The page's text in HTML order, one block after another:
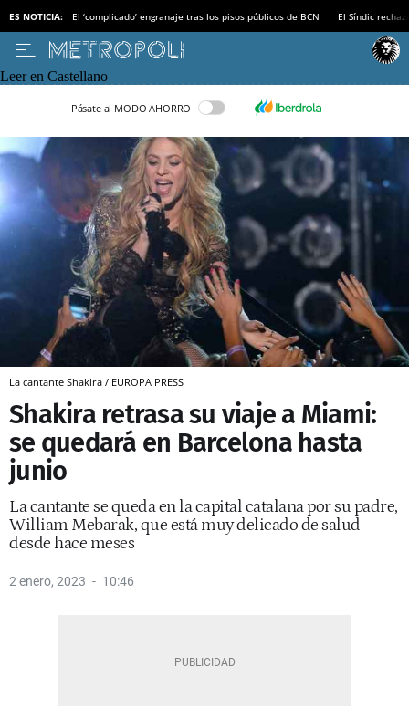
ES NOTICIA: El ‘complicado’ engranaje tras los pisos públicos de BCN El Síndic
Leer en Castellano
Pásate al MODO AHORRO
La cantante Shakira / EUROPA PRESS
Shakira retrasa su viaje a Miami:
se quedará en Barcelona hasta
junio
La cantante se queda en la capital catalana por su padre,
William Mebarak, que está muy delicado de salud
desde hace meses
2 enero, 2023 10:46